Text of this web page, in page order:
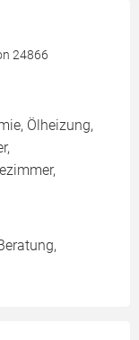
24866
Ölheizung,